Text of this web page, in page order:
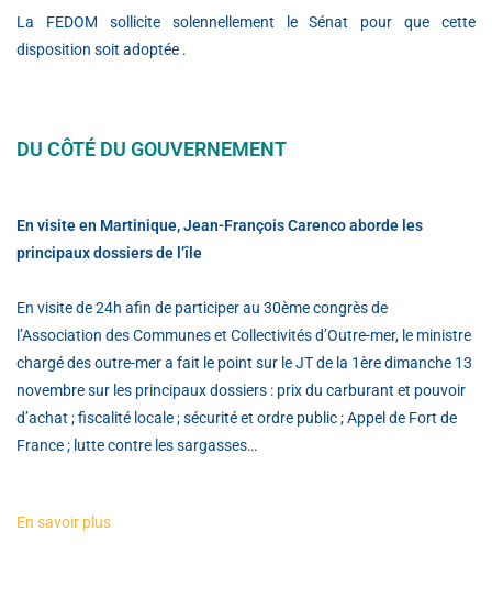
La FEDOM sollicite solennellement le Sénat pour que cette
disposition soit adoptée .
DU CÔTÉ DU GOUVERNEMENT
En visite en Martinique, Jean-François Carenco aborde les
principaux dossiers de l’île
En visite de 24h afin de participer au 30ème congrès de
l’Association des Communes et Collectivités d’Outre-mer, le ministre
chargé des outre-mer a fait le point sur le JT de la 1ère dimanche 13
novembre sur les principaux dossiers : prix du carburant et pouvoir
d’achat ; fiscalité locale ; sécurité et ordre public ; Appel de Fort de
France ; lutte contre les sargasses…
En savoir plus